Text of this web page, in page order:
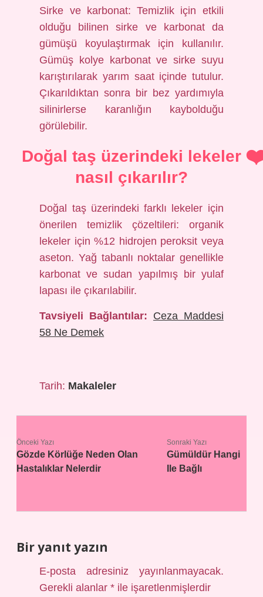
Sirke ve karbonat: Temizlik için etkili
olduğu bilinen sirke ve karbonat da
gümüşü koyulaştırmak için kullanılır.
Gümüş kolye karbonat ve sirke suyu
karıştırılarak yarım saat içinde tutulur.
Çıkarıldıktan sonra bir bez yardımıyla
silinirlerse karanlığın kaybolduğu
görülebilir.
Doğal taş üzerindeki lekeler
nasıl çıkarılır?
Doğal taş üzerindeki farklı lekeler için
önerilen temizlik çözeltileri: organik
lekeler için %12 hidrojen peroksit veya
aseton. Yağ tabanlı noktalar genellikle
karbonat ve sudan yapılmış bir yulaf
lapası ile çıkarılabilir.
Tavsiyeli Bağlantılar: Ceza Maddesi
58 Ne Demek
Tarih: Makaleler
Önceki Yazı
Gözde Körlüğe Neden Olan
Hastalıklar Nelerdir
Sonraki Yazı
Gümüldür Hangi
Ile Bağlı
Bir yanıt yazın
E-posta adresiniz yayınlanmayacak.
Gerekli alanlar* ile işaretlenmişlerdir